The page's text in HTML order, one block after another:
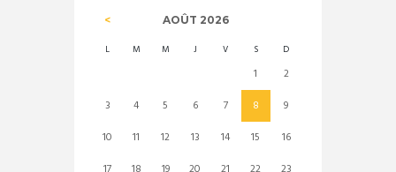
AOÛT 2026
L M M J V S D
1
2
3
4 5 6 7 8
9
10
11 12 13 14 15
16